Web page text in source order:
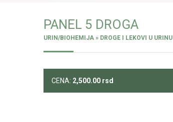
PANEL 5 DROGA
URIN/BIOHEMIJA » DROGE I LEKOVI U URINU
CENA: 2,500.00 rsd